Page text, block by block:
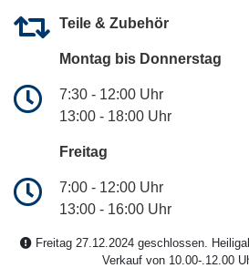
Teile & Zubehör
Montag bis Donnerstag
7:30 - 12:00 Uhr
13:00 - 18:00 Uhr
Freitag
7:00 - 12:00 Uhr
13:00 - 16:00 Uhr
Freitag 27.12.2024 geschlossen.
Verkauf von 10.00-.12.00